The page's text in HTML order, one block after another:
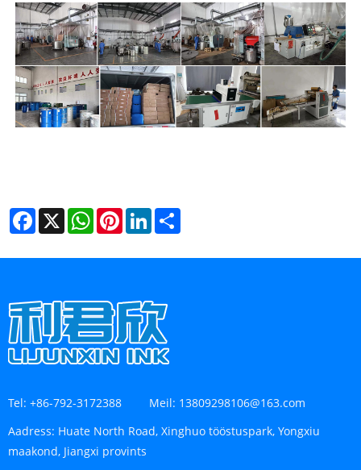
Facebook
X WhatsAppPinterestLinkedIn
Tel: +86-792-3172388 Meil: 13809298106@163.com
Aadress: Huate North Road, Xinghuo tööstuspark, Yongxiu
maakond, Jiangxi provints